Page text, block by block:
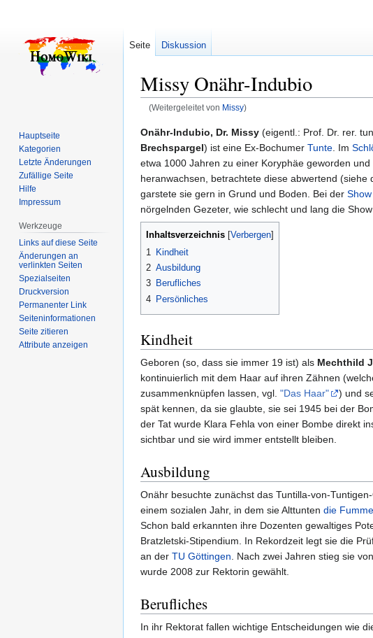
Missy Onähr-Indubio
(Weitergeleitet von Missy)
Zur
Navigation
springen
Zur
Suche
springen
Onähr-Indubio, Dr. Missy (eigentl.: Prof. Dr. rer.
Brechspargel) ist eine Ex-Bochumer Tunte . Im
etwa 1000 Jahren zu einer Koryphäe geworden
heranwachsen, betrachtete diese abwertend (siehe
garstete sie gern in Grund und Boden. Bei der Show
nörgelnden Gezeter, wie schlecht und lang die
Inhaltsverzeichnis
1
Kindheit
2 Ausbildung
3 Berufliches
4 Persönliches
Kindheit
Geboren (so, dass sie immer 19 ist) als Mechthild
kontinuierlich mit dem Haar auf ihren Zähnen
zusammenknüpfen lassen, vgl. "Das Haar"
) und
spät kennen, da sie glaubte, sie sei 1945 bei der
der Tat wurde Klara Fehla von einer Bombe direkt
sichtbar und sie wird immer entstellt bleiben.
Ausbildung
Onähr besuchte zunächst das Tuntilla-von-
einem sozialen Jahr, in dem sie Alttunten die
Schon bald erkannten ihre Dozenten gewaltiges
Bratzletski-Stipendium. In Rekordzeit legt sie die
an der TU Göttingen . Nach zwei Jahren stieg sie
wurde 2008 zur Rektorin gewählt.
Berufliches
In ihr Rektorat fallen wichtige Entscheidungen wie
Seite Diskussion
Hauptseite
Kategorien
Letzte Änderungen
Zufällige Seite
Hilfe
Impressum
Werkzeuge
Links auf diese Seite
Änderungen an
verlinkten Seiten
Spezialseiten
Druckversion
Permanenter Link
Seiten­­informationen
Seite zitieren
Attribute anzeigen